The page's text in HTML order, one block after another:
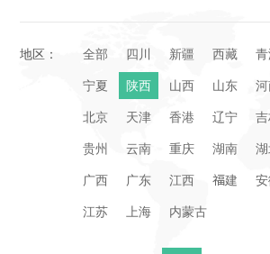
地区： 全部 四川 新疆 西藏
宁夏 陕西 山西 山东
北京 天津 香港 辽宁
贵州 云南 重庆 湖南
广西 广东 江西 福建
江苏 上海 内蒙古